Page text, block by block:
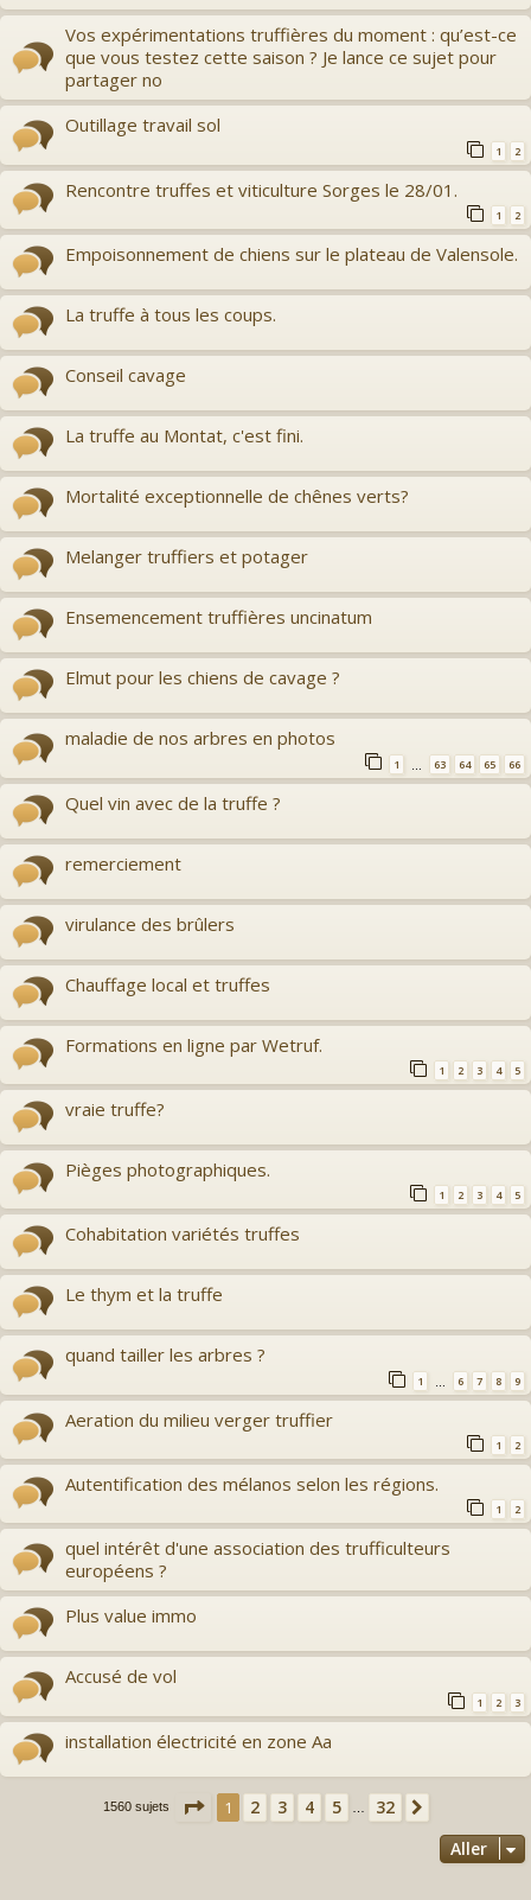
Vos expérimentations truffières du moment : qu’est-ce
que vous testez cette saison ? Je lance ce sujet pour
partager no
Outillage travail sol
1 2
Rencontre truffes et viticulture Sorges le 28/01.
1 2
Empoisonnement de chiens sur le plateau de Valensole.
La truffe à tous les coups.
Conseil cavage
La truffe au Montat, c'est fini.
Mortalité exceptionnelle de chênes verts?
Melanger truffiers et potager
Ensemencement truffières uncinatum
Elmut pour les chiens de cavage ?
maladie de nos arbres en photos
1 63 64 65 66
Quel vin avec de la truffe ?
remerciement
virulance des brûlers
Chauffage local et truffes
Formations en ligne par Wetruf.
1 2 3 4 5
vraie truffe?
Pièges photographiques.
1 2 3 4 5
Cohabitation variétés truffes
Le thym et la truffe
quand tailler les arbres ?
1 6 7 8 9
Aeration du milieu verger truffier
1 2
Autentification des mélanos selon les régions.
1 2
quel intérêt d'une association des trufficulteurs
européens ?
Plus value immo
Accusé de vol
1 2 3
installation électricité en zone Aa
1560 sujets Page 1sur 32
1 2 3 4 5 32
Aller